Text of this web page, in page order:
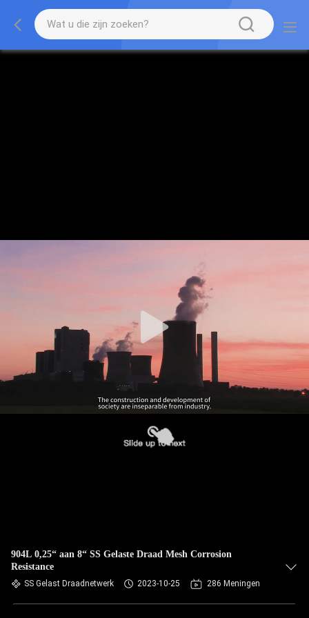
904L 0,25“ aan 8“ SS Gelaste Draad Mesh Corrosion
Resistance
SS Gelast Draadnetwerk 2023-10-25 286 Meningen